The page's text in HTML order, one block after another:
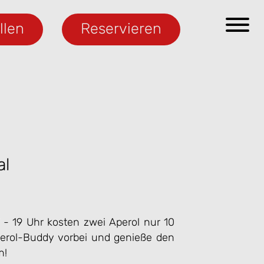
Reservieren
19 Uhr kosten zwei Aperol nur 10
Buddy vorbei und genieße den